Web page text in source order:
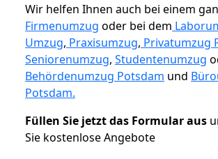
Wir helfen Ihnen auch bei einem
Firmenumzug oder bei dem
Umzug, Praxisumzug, Privatumzug
Seniorenumzug, Studentenumzug
Behördenumzug Potsdam und
Potsdam.
Füllen Sie jetzt das Formular aus
Sie kostenlose Angebote